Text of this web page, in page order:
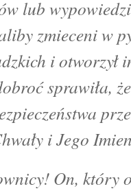
lub
zmieceni w
i otworzył
sprawiła,
i Jego
On, który